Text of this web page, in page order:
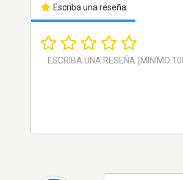
Escriba una reseña